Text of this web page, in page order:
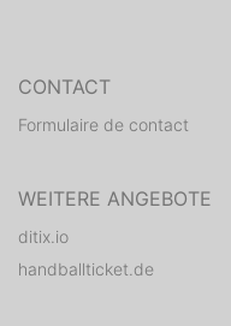
CONTACT
Formulaire de contact
WEITERE ANGEBOTE
ditix.io
handballticket.de